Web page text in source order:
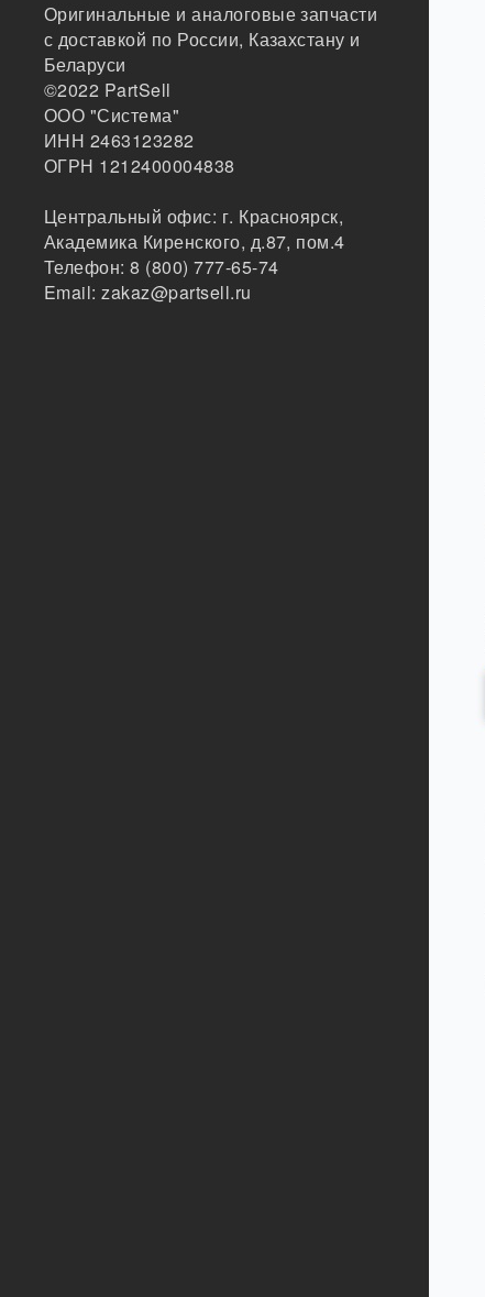
Оригинальные и аналоговые запчасти
с доставкой по России, Казахстану и
Беларуси
©2022 PartSell
ООО "Система"
ИНН 2463123282
ОГРН 1212400004838
Центральный офис: г. Красноярск,
Академика Киренского, д.87, пом.4
Телефон:8 (800) 777-65-74
Email:zakaz@partsell.ru